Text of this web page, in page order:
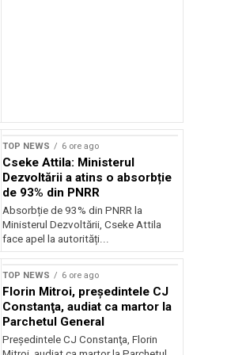
TOP NEWS 6 ore ago
Cseke Attila: Ministerul
Dezvoltării a atins o absorbție
de 93% din PNRR
Absorbție de 93% din PNRR la
Ministerul Dezvoltării, Cseke Attila
face apel la autorități...
TOP NEWS 6 ore ago
Florin Mitroi, preşedintele CJ
Constanţa, audiat ca martor la
Parchetul General
Preşedintele CJ Constanţa, Florin